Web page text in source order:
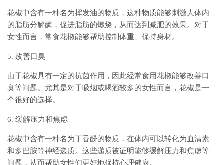
花椒中含有一种名为挥发油的物质，这种物质能够刺激人体内
的脂肪分解酶，促进脂肪的燃烧，从而达到减肥的效果。对于
女性而言，常食花椒能够帮助控制体重、保持身材。
5. 改善口臭
由于花椒具有一定的抗菌作用，因此经常食用花椒能够改善口
臭等问题。尤其是对于吸烟或喝酒较多的女性而言，花椒是一
个很好的选择。
6. 缓解压力和焦虑
花椒中含有一种名为丁香酚的物质，在体内可以转化为血清素
和多巴胺等神经递质。这些递质被证明能够缓解压力和焦虑等
问题，从而帮助女性们更好地保持心理健康。